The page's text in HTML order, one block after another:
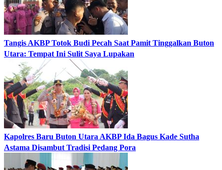
Tangis AKBP Totok Budi Pecah Saat Pamit Tinggalkan Buton
Utara: Tempat Ini Sulit Saya Lupakan
Kapolres Baru Buton Utara AKBP Ida Bagus Kade Sutha
Astama Disambut Tradisi Pedang Pora